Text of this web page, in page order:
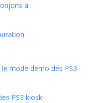
à
mode demo des PS3
PS3 kiosk